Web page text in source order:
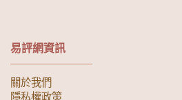
易評網資訊
關於我們
隱私權政策